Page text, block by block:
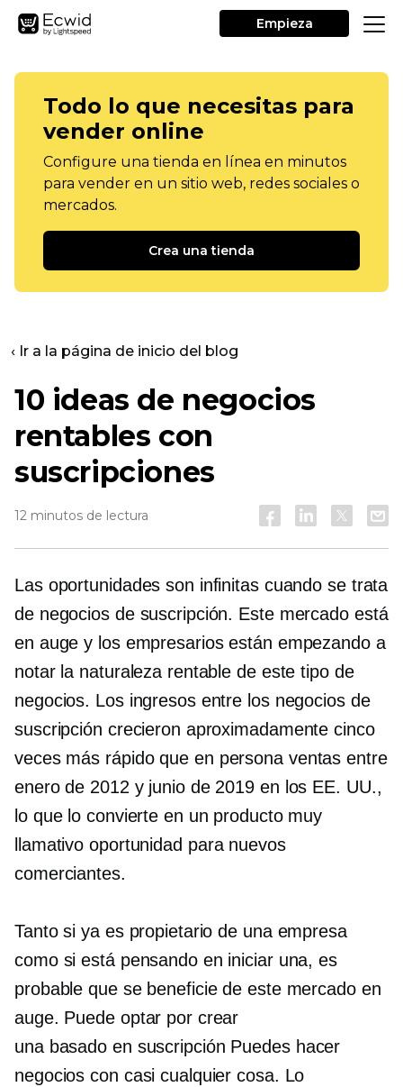
Empieza
Todo lo que necesitas para
vender online
Configure una tienda en línea en minutos
para vender en un sitio web, redes sociales o
mercados.
Crea una tienda
‹ Ir a la página de inicio del blog
10 ideas de negocios
rentables con
suscripciones
12 minutos de lectura
Las oportunidades son infinitas cuando se trata
de negocios de suscripción. Este mercado está
en auge y los empresarios están empezando a
notar la naturaleza rentable de este tipo de
negocios. Los ingresos entre los negocios de
suscripción crecieron aproximadamente cinco
veces más rápido que en personaventas entre
enero de 2012 y junio de 2019 en los EE. UU.,
lo que lo convierte en un producto muy
llamativo oportunidad para nuevos
comerciantes.
Tanto si ya es propietario de una empresa
como si está pensando en iniciar una, es
probable que se beneficie de este mercado en
auge. Puede optar por crear
una basado en suscripción Puedes hacer
negocios con casi cualquier cosa. Lo